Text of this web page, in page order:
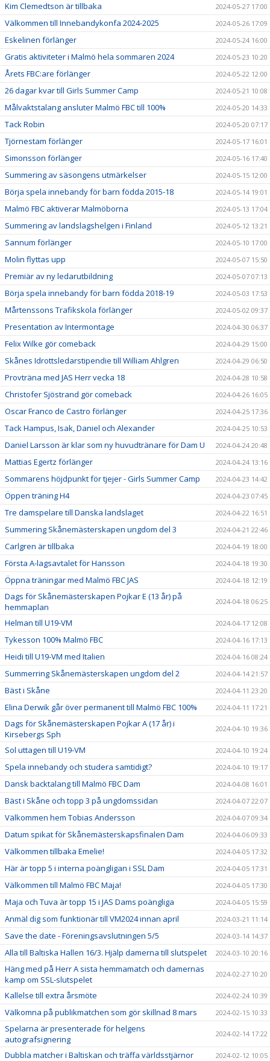
Kim Clemedtson är tillbaka 2024-05-27 17:00
Välkommen till Innebandykonfa 2024-2025 2024-05-26 17:09
Eskelinen förlänger 2024-05-24 16:00
Gratis aktiviteter i Malmö hela sommaren 2024 2024-05-23 10:20
Årets FBC:are förlänger 2024-05-22 12:00
26 dagar kvar till Girls Summer Camp 2024-05-21 10:08
Målvaktstalang ansluter Malmö FBC till 100% 2024-05-20 14:33
Tack Robin 2024-05-20 07:17
Tjörnestam förlänger 2024-05-17 16:01
Simonsson förlänger 2024-05-16 17:40
Summering av säsongens utmärkelser 2024-05-15 12:00
Börja spela innebandy för barn födda 2015-18 2024-05-14 19:01
Malmö FBC aktiverar Malmöborna 2024-05-13 17:04
Summering av landslagshelgen i Finland 2024-05-12 13:21
Sannum förlänger 2024-05-10 17:00
Molin flyttas upp 2024-05-07 15:50
Premiär av ny ledarutbildning 2024-05-07 07:13
Börja spela innebandy för barn födda 2018-19 2024-05-03 17:53
Mårtenssons Trafikskola förlänger 2024-05-02 09:37
Presentation av Intermontage 2024-04-30 06:37
Felix Wilke gör comeback 2024-04-29 15:00
Skånes Idrottsledarstipendie till William Ahlgren 2024-04-29 06:50
Provträna med JAS Herr vecka 18 2024-04-28 10:58
Christofer Sjöstrand gör comeback 2024-04-26 16:05
Oscar Franco de Castro förlänger 2024-04-25 17:36
Tack Hampus, Isak, Daniel och Alexander 2024-04-25 10:53
Daniel Larsson är klar som ny huvudtränare för Dam U 2024-04-24 20:48
Mattias Egertz förlänger 2024-04-24 13:16
Sommarens höjdpunkt för tjejer - Girls Summer Camp 2024-04-23 14:42
Öppen träning H4 2024-04-23 07:45
Tre damspelare till Danska landslaget 2024-04-22 16:51
Summering Skånemästerskapen ungdom del 3 2024-04-21 22:46
Carlgren är tillbaka 2024-04-19 18:00
Första A-lagsavtalet för Hansson 2024-04-18 19:30
Öppna träningar med Malmö FBC JAS 2024-04-18 12:19
Dags för Skånemästerskapen Pojkar E (13 år) på
hemmaplan
2024-04-18 06:25
Helman till U19-VM 2024-04-17 12:08
Tykesson 100% Malmö FBC 2024-04-16 17:13
Heidi till U19-VM med Italien 2024-04-16 08:24
Summerring Skånemästerskapen ungdom del 2 2024-04-14 21:57
Bäst i Skåne 2024-04-11 23:20
Elina Derwik går över permanent till Malmö FBC 100% 2024-04-11 17:21
Dags för Skånemästerskapen Pojkar A (17 år) i
Kirsebergs Sph
2024-04-10 19:36
Sol uttagen till U19-VM 2024-04-10 19:24
Spela innebandy och studera samtidigt? 2024-04-10 19:17
Dansk backtalang till Malmö FBC Dam 2024-04-08 16:01
Bäst i Skåne och topp 3 på ungdomssidan 2024-04-07 22:07
Välkommen hem Tobias Andersson 2024-04-07 09:34
Datum spikat för Skånemästerskapsfinalen Dam 2024-04-06 09:33
Välkommen tillbaka Emelie! 2024-04-05 17:32
Här är topp 5 i interna poängligan i SSL Dam 2024-04-05 17:31
Välkommen till Malmö FBC Maja! 2024-04-05 17:30
Maja och Tuva är topp 15 i JAS Dams poängliga 2024-04-05 15:59
Anmäl dig som funktionär till VM2024 innan april 2024-03-21 11:14
Save the date - Föreningsavslutningen 5/5 2024-03-14 14:37
Alla till Baltiska Hallen 16/3. Hjälp damerna till slutspelet 2024-03-10 20:16
Häng med på Herr A sista hemmamatch och damernas
kamp om SSL-slutspelet
2024-02-27 10:20
Kallelse till extra årsmöte 2024-02-24 10:39
Välkomna på publikmatchen som gör skillnad 8 mars 2024-02-15 10:33
Spelarna är presenterade för helgens
autografsignering
2024-02-14 17:22
Dubbla matcher i Baltiskan och träffa världsstjärnor 2024-02-12 10:05